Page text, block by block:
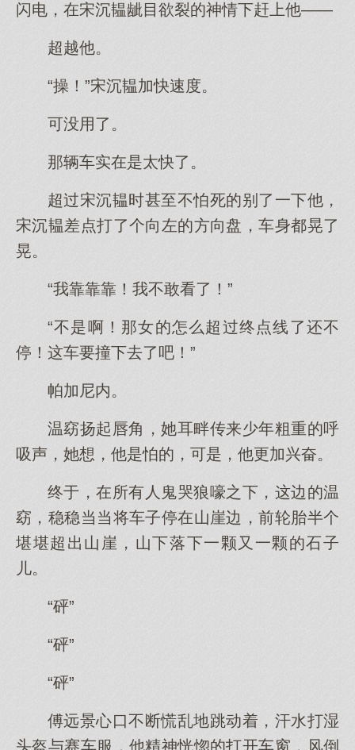
闪电，在宋沉韫龇目欲裂的神情下赶上他——
超越他。
“操！”宋沉韫加快速度。
可没用了。
那辆车实在是太快了。
超过宋沉韫时甚至不怕死的别了一下他，
宋沉韫差点打了个向左的方向盘，车身都晃了
晃。
“我靠靠靠！我不敢看了！”
“不是啊！那女的怎么超过终点线了还不
停！这车要撞下去了吧！”
帕加尼内。
温窈扬起唇角，她耳畔传来少年粗重的呼
吸声，她想，他是怕的，可是，他更加兴奋。
终于，在所有人鬼哭狼嚎之下，这边的温
窈，稳稳当当将车子停在山崖边，前轮胎半个
堪堪超出山崖，山下落下一颗又一颗的石子
儿。
“砰”
“砰”
“砰”
傅远景心口不断慌乱地跳动着，汗水打湿
头盔与赛车服，他精神恍惚的打开车窗，风倒